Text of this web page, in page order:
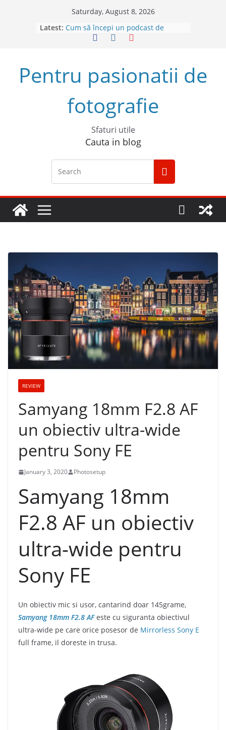
Saturday, August 8, 2026
Latest:
Top 5 obiective foto mirrorless în
2023
Cum să începi un podcast de
cameră full frame pentru vlog
4 sfaturi pentru cele mai bune
fotografii spontane
5 Trucuri pentru fotografia creativă
Pentru pasionatii de
fotografie
Sfaturi utile
Cauta in blog
REVIEW
Samyang 18mm F2.8 AF
un obiectiv ultra-wide
pentru Sony FE
January 3, 2020 Photosetup
Samyang 18mm
F2.8 AF un obiectiv
ultra-wide pentru
Sony FE
Un obiectiv mic si usor, cantarind doar 145grame,
Samyang 18mm F2.8 AFeste cu siguranta obiectivul
ultra-wide pe care orice posesor de Mirrorless Sony E
full frame, il doreste in trusa.